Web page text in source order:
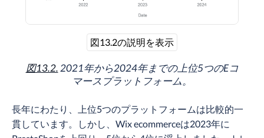
図13.2の説明を表示
図13.2. 2021年から2024年までの上位5つのEコ
マースプラットフォーム。
長年にわたり、上位5つのプラットフォームは比較的一
貫しています。しかし、Wix ecommerceは2023年に